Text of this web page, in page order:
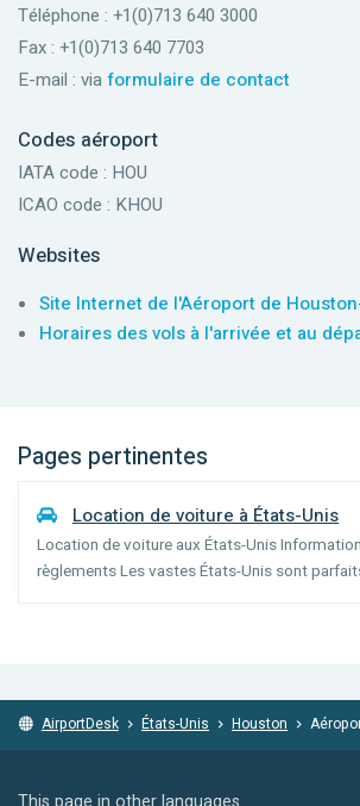
Téléphone : +1(0)713 640 3000
Fax : +1(0)713 640 7703
E-mail : viaformulaire de contact
Codes aéroport
IATA code : HOU
ICAO code : KHOU
Websites
Site Internet de l'Aéroport de
Horaires des vols à l'arrivée et au
Pages pertinentes
Location de voiture à États-Unis
Location de voiture aux États-Unis
règlements Les vastes États-Unis sont
AirportDesk États-Unis Houston